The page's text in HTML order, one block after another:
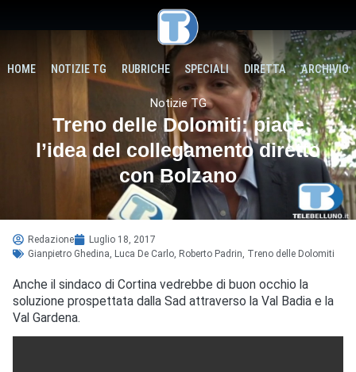
HOME NOTIZIE TG RUBRICHE SPECIALI DIRETTA ARCHIVIO
Notizie TG
Treno delle Dolomiti: piace
l’idea del collegamento diretto
con Bolzano
Redazione
Luglio 18, 2017
Gianpietro Ghedina Luca De Carlo Roberto Padrin Treno delle Dolomiti
Anche il sindaco di Cortina vedrebbe di buon occhio la
soluzione prospettata dalla Sad attraverso la Val Badia e la
Val Gardena.